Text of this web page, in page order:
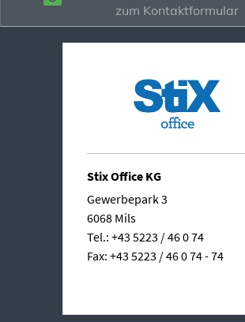
zum Kontaktformular
Stix Office KG
Gewerbepark 3
6068 Mils
Tel.: +43 5223 / 46 0 74
Fax: +43 5223 / 46 0 74 - 74